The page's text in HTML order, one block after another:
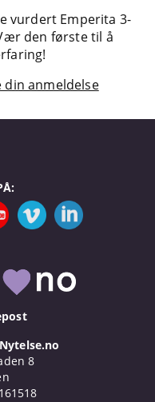
vurdert Emperita 3-
den første til å
din anmeldelse
8